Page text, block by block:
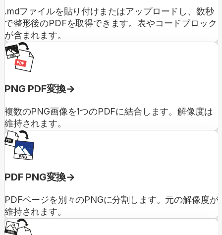
.mdファイルを貼り付けまたはアップロードし、数秒
で整形後のPDFを取得できます。表やコードブロック
が含まれます。
PNG PDF変換
複数のPNG画像を1つのPDFに結合します。解像度は
維持されます。
PDF PNG変換
PDFページを別々のPNGに分割します。元の解像度が
維持されます。